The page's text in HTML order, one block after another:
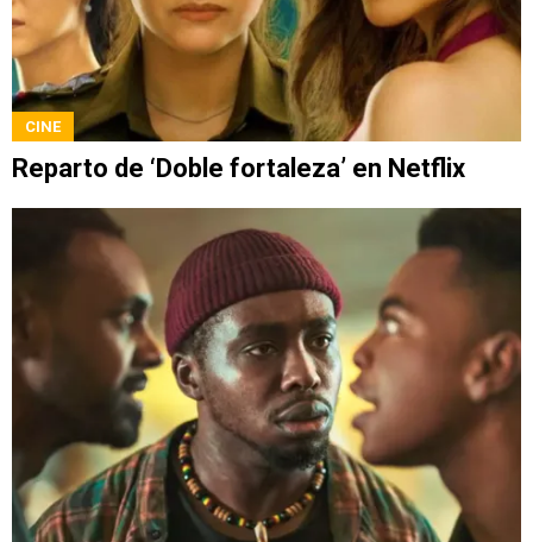
CINE
Reparto de ‘Doble fortaleza’ en Netflix